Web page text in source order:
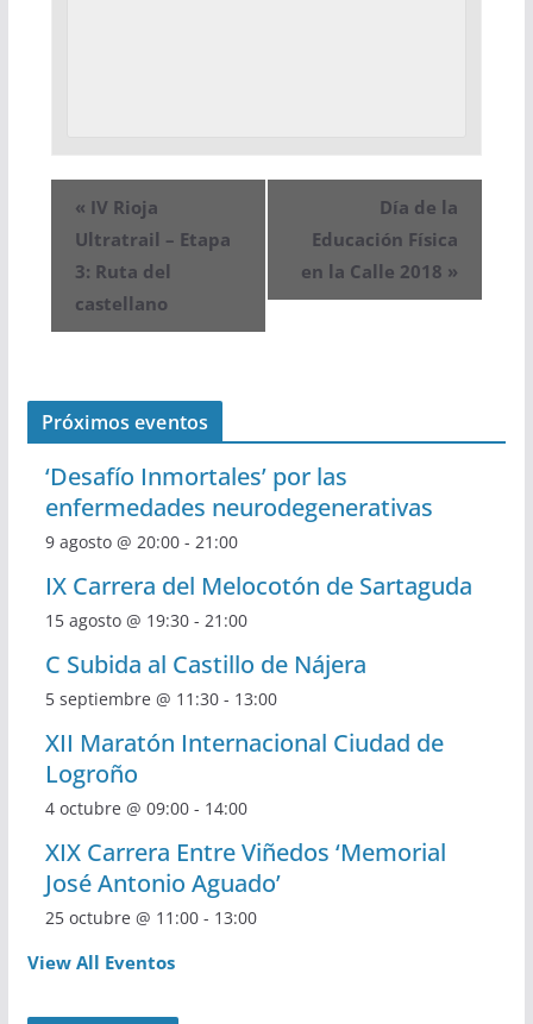
« IV Rioja
Ultratrail – Etapa
3: Ruta del
castellano
Día de la
Educación Física
en la Calle 2018 »
Próximos eventos
‘Desafío Inmortales’ por las
enfermedades neurodegenerativas
9 agosto @ 20:00- 21:00
IX Carrera del Melocotón de Sartaguda
15 agosto @ 19:30- 21:00
C Subida al Castillo de Nájera
5 septiembre @ 11:30- 13:00
XII Maratón Internacional Ciudad de
Logroño
4 octubre @ 09:00- 14:00
XIX Carrera Entre Viñedos ‘Memorial
José Antonio Aguado’
25 octubre @ 11:00- 13:00
View All Eventos